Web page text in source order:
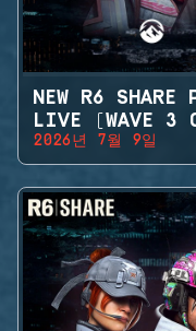
NEW R6 SHARE
LIVE (WAVE 3
2026년 7월 9일